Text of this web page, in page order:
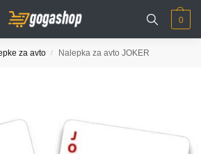
0
za avto / Nalepka za avto JOKER